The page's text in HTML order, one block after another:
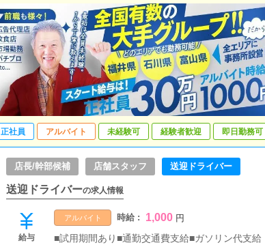
正社員 アルバイト 未経験可 経験者歓迎 即日勤務可
店長/幹部候補 店舗スタッフ 送迎ドライバー
送迎ドライバーの求人情報
給与
アルバイト 時給 : 1,000 円
■試用期間あり■通勤交通費支給■ガソリン代支給